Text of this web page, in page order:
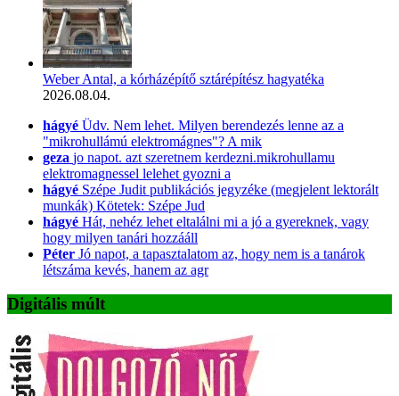
Weber Antal, a kórházépítő sztárépítész hagyatéka
2026.08.04.
hágyé Üdv. Nem lehet. Milyen berendezés lenne az a
"mikrohullámú elektromágnes"? A mik
geza jo napot. azt szeretnem kerdezni.mikrohullamu
elektromagnessel lelehet gyozni a
hágyé Szépe Judit publikációs jegyzéke (megjelent lektorált
munkák) Kötetek: Szépe Jud
hágyé Hát, nehéz lehet eltalálni mi a jó a gyereknek, vagy
hogy milyen tanári hozzááll
Péter Jó napot, a tapasztalatom az, hogy nem is a tanárok
létszáma kevés, hanem az agr
Digitális múlt